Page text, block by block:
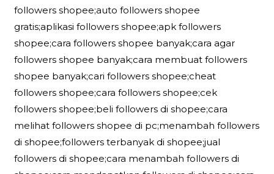
followers shopee;auto followers shopee
gratis;aplikasi followers shopee;apk followers
shopee;cara followers shopee banyak;cara agar
followers shopee banyak;cara membuat followers
shopee banyak;cari followers shopee;cheat
followers shopee;cara followers shopee;cek
followers shopee;beli followers di shopee;cara
melihat followers shopee di pc;menambah followers
di shopee;followers terbanyak di shopee;jual
followers di shopee;cara menambah followers di